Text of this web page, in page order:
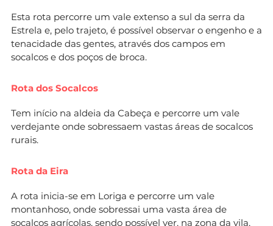
Esta rota percorre um vale extenso a sul da serra da
Estrela e, pelo trajeto, é possível observar o engenho e a
tenacidade das gentes, através dos campos em
socalcos e dos poços de broca.
Rota dos Socalcos
Tem início na aldeia da Cabeça e percorre um vale
verdejante onde sobressaem vastas áreas de socalcos
rurais.
Rota da Eira
A rota inicia-se em Loriga e percorre um vale
montanhoso, onde sobressai uma vasta área de
socalcos agrícolas, sendo possível ver, na zona da vila,